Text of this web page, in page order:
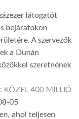
látogatót
bejáratokon
A szervezők
a Dunán
szeretnének
KÖZEL 400 MILLIÓ
05
ahol teljesen